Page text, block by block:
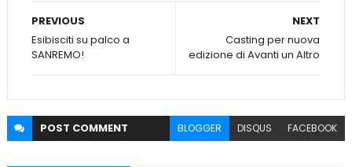
NEXT
Casting per nuova
edizione di Avanti un Altro
PREVIOUS
Esibisciti su palco a
SANREMO!
POST COMMENT BLOGGER DISQUS FACEBOOK